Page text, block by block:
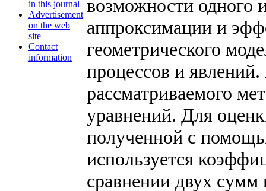
in this journal
Advertisement
on the web
site
Contact
information
возможности одного
аппроксимации и
геометрического
процессов и
рассматриваемого
уравнений. Для
полученной с
используется
сравнении двух сумм